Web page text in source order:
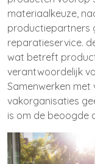
materiaalkeuze,
productiepartners
reparatieservice.
wat betreft
verantwoordelijk
Samenwerken met
vakorganisaties
is om de beoogde